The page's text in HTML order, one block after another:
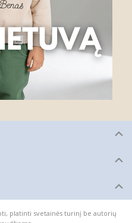
platinti svetainės turinį be autorių